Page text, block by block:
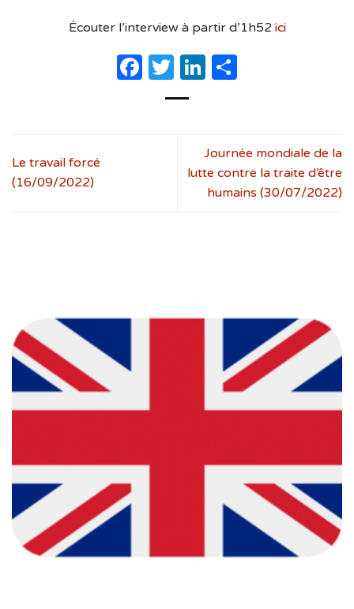
Écouter l’interview à partir d’1h52 ici
Facebook
TwitterLinkedIn
Le travail forcé
(16/09/2022)
Journée mondiale de la
lutte contre la traite d’être
humains (30/07/2022)